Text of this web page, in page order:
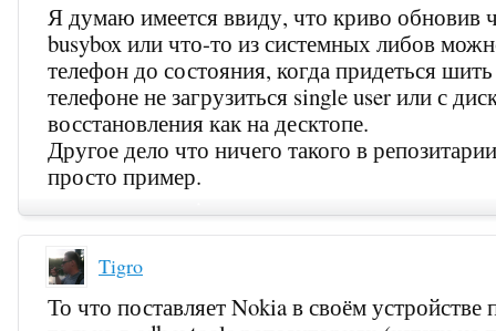
Я думаю имеется ввиду, что криво обновив
busybox или что-то из системных либов
телефон до состояния, когда придеться
телефоне не загрузиться single user или с
восстановления как на десктопе.
Другое дело что ничего такого в
просто пример.
Tigro
То что поставляет Nokia в своём устройстве